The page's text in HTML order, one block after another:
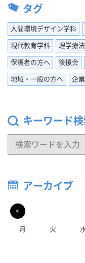
タグ
人間環境デザイン学科
現代教育学科 理学療
保護者の方へ 後援会
地域・一般の方へ 企
キーワード検
アーカイブ
<
月 火